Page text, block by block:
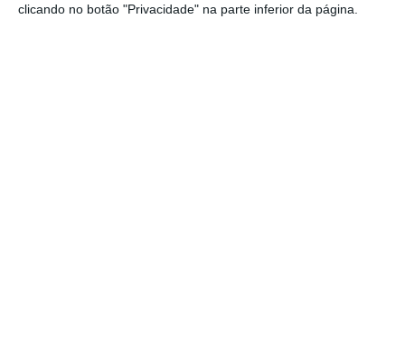
clicando no botão "Privacidade" na parte inferior da página.
António Larguesa